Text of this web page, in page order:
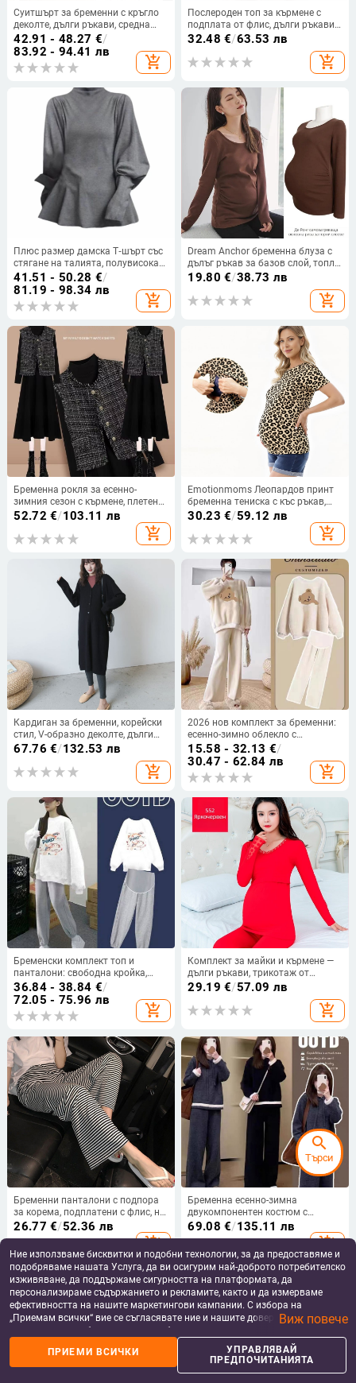
Суитшърт за бременни с кръгло
деколте, дълги ръкави, средна
дължина, 95% памук
42.91 - 48.27 €/
83.92 - 94.41 лв
add_shopping_cart
Послероден топ за кърмене с
подплата от флис, дълги ръкави,
полиестрова материя, 90–95%
32.48 €/63.53 лв
add_shopping_cart
Плюс размер дамска Т‑шърт със
стягане на талията, полувисока
яка, ръкав тип фенерче – за
пролетта
41.51 - 50.28 €/
81.19 - 98.34 лв
add_shopping_cart
Dream Anchor бременна блуза с
дълъг ръкав за базов слой, топла
за пролет и есен, тясно
подходяща за зима
19.80 €/38.73 лв
add_shopping_cart
Бременна рокля за есенно-
зимния сезон с кърмене, плетен
двучастен комплект с жилетка и
яке, рокля с талия, модел 2025
52.72 €/103.11 лв
add_shopping_cart
Emotionmoms Леопардов принт
бременна тениска с къс ръкав,
100% памук, цип за кърмене, XS-
30.23 €/59.12 лв
add_shopping_cart
Кардиган за бременни, корейски
стил, V-образно деколте, дълги
ръкави, средна дължина
67.76 €/132.53 лв
add_shopping_cart
2026 нов комплект за бременни:
есенно-зимно облекло с
поларена подплата, свободна
кройка, дълъг ръкав
15.58 - 32.13 €/
30.47 - 62.84 лв
add_shopping_cart
Бременски комплект топ и
панталони: свободна кройка,
дълъг ръкав, 80–90% памук,
есенна колекция
36.84 - 38.84 €/
72.05 - 75.96 лв
add_shopping_cart
Комплект за майки и кърмене —
дълги ръкави, трикотаж от
вискоза, едноцветен модел,
японско/корейски свободен стил
29.19 €/57.09 лв
add_shopping_cart
Бременни панталони с подпора
за корема, подплатени с флис, на
райета, 95% памук
26.77 €/52.36 лв
add_shopping_cart
Бременна есенно-зимна
двукомпонентен костюм с
качулка и широки панталони,
плетен суитър с дълги ръкави,
69.08 €/135.11 лв
add_shopping_cart
Ние използваме бисквитки и подобни технологии, за да предоставяме и
подобряваме нашата Услуга, да ви осигурим най-доброто потребителско
изживяване, да поддържаме сигурността на платформата, да
персонализираме съдържанието и рекламите, както и да измерваме
ефективността на нашите маркетингови кампании. С избора на
„Приемам всички“ вие се съгласявате ние и нашите доверени партньори
да съхраняваме бисквитки и подобни технологии на вашето устройство
за рекламни и аналитични цели. Можете по всяко време да управлявате
своите предпочитания, като натиснете „Управлявай предпочитанията“.
За повече информация, моля, вижте нашата
Виж повече
ПРИЕМИ ВСИЧКИ
УПРАВЛЯВАЙ
ПРЕДПОЧИТАНИЯТА
search
Търси